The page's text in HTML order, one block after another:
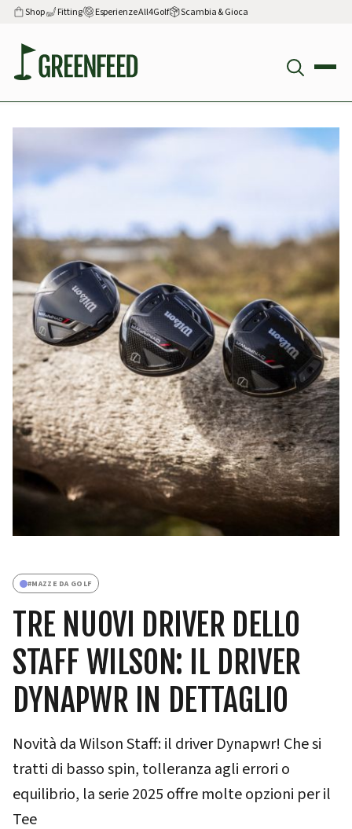
Shop Fitting Esperienze All4Golf Scambia & Gioca
#MAZZE DA GOLF
TRE NUOVI DRIVER DELLO
STAFF WILSON: IL DRIVER
DYNAPWR IN DETTAGLIO
Novità da Wilson Staff: il driver Dynapwr! Che si
tratti di basso spin, tolleranza agli errori o
equilibrio, la serie 2025 offre molte opzioni per il
Tee